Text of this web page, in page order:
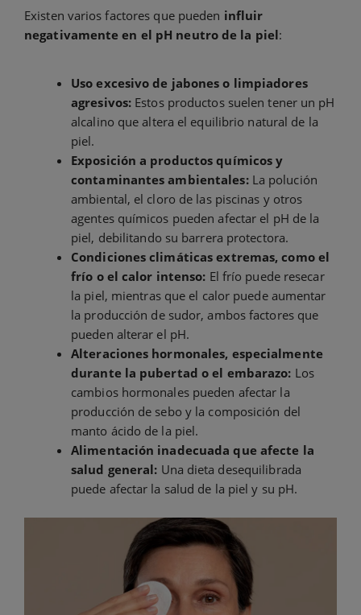
Existen varios factores que pueden influir
negativamente en el pH neutro de la piel:
Uso excesivo de jabones o limpiadores
agresivos: Estos productos suelen tener un pH
alcalino que altera el equilibrio natural de la
piel.
Exposición a productos químicos y
contaminantes ambientales: La polución
ambiental, el cloro de las piscinas y otros
agentes químicos pueden afectar el pH de la
piel, debilitando su barrera protectora.
Condiciones climáticas extremas, como el
frío o el calor intenso: El frío puede resecar
la piel, mientras que el calor puede aumentar
la producción de sudor, ambos factores que
pueden alterar el pH.
Alteraciones hormonales, especialmente
durante la pubertad o el embarazo: Los
cambios hormonales pueden afectar la
producción de sebo y la composición del
manto ácido de la piel.
Alimentación inadecuada que afecte la
salud general: Una dieta desequilibrada
puede afectar la salud de la piel y su pH.